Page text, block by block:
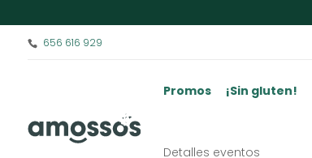
656 616 929
Promos ¡Sin gluten!
Detalles eventos
Arroz Valenciano